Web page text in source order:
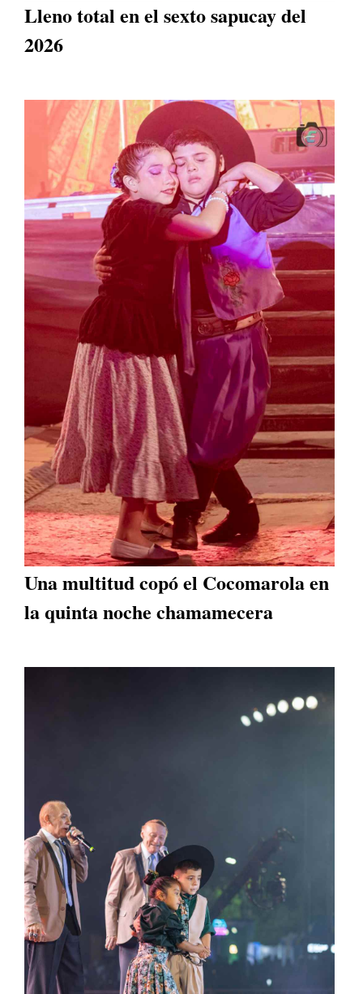
Lleno total en el sexto sapucay del
2026
Una multitud copó el Cocomarola en
la quinta noche chamamecera